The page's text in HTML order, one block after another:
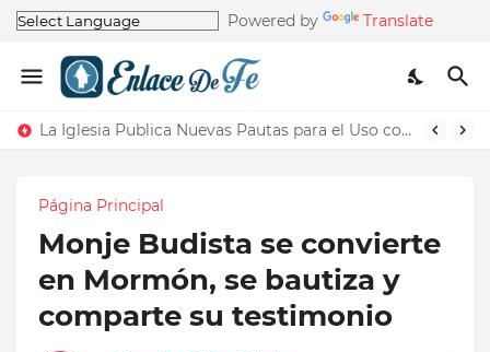
Powered by Translate
La Iglesia Publica Nuevas Pautas para el Uso correcto del Nombre de la Iglesia
Página Principal
Monje Budista se convierte
en Mormón, se bautiza y
comparte su testimonio